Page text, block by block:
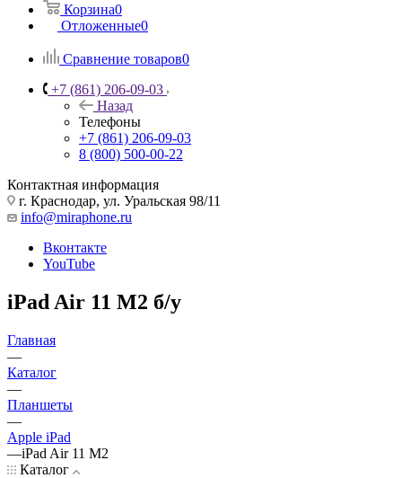
Корзина0
Отложенные0
Сравнение товаров0
+7 (861) 206-09-03
Назад
Телефоны
+7 (861) 206-09-03
8 (800) 500-00-22
Контактная информация
г. Краснодар, ул. Уральская 98/11
info@miraphone.ru
Вконтакте
YouTube
iPad Air 11 M2 б/у
Главная
—
Каталог
—
Планшеты
—
Apple iPad
—iPad Air 11 M2
Каталог